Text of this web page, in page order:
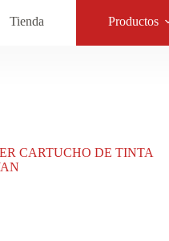
Tienda Productos